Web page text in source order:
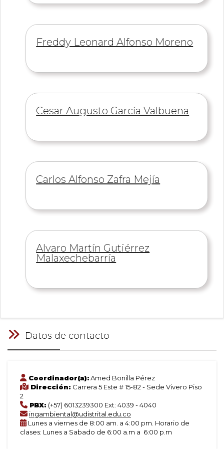
Información
Freddy Leonard Alfonso Moreno
Información
Cesar Augusto García Valbuena
Información
Carlos Alfonso Zafra Mejía
Información
de
Alvaro Martín Gutiérrez
Malaxechebarría
Datos de contacto
Coordinador(a):Amed Bonilla Pérez
Dirección: Carrera 5 Este # 15-82 - Sede Vivero Piso
2
PBX: (+57) 6013239300 Ext: 4039 - 4040
ingambiental@udistrital.edu.co
Lunes a viernes de 8:00 am. a 4:00 pm. Horario de
clases: Lunes a Sabado de 6:00 a.m a 6:00 p.m